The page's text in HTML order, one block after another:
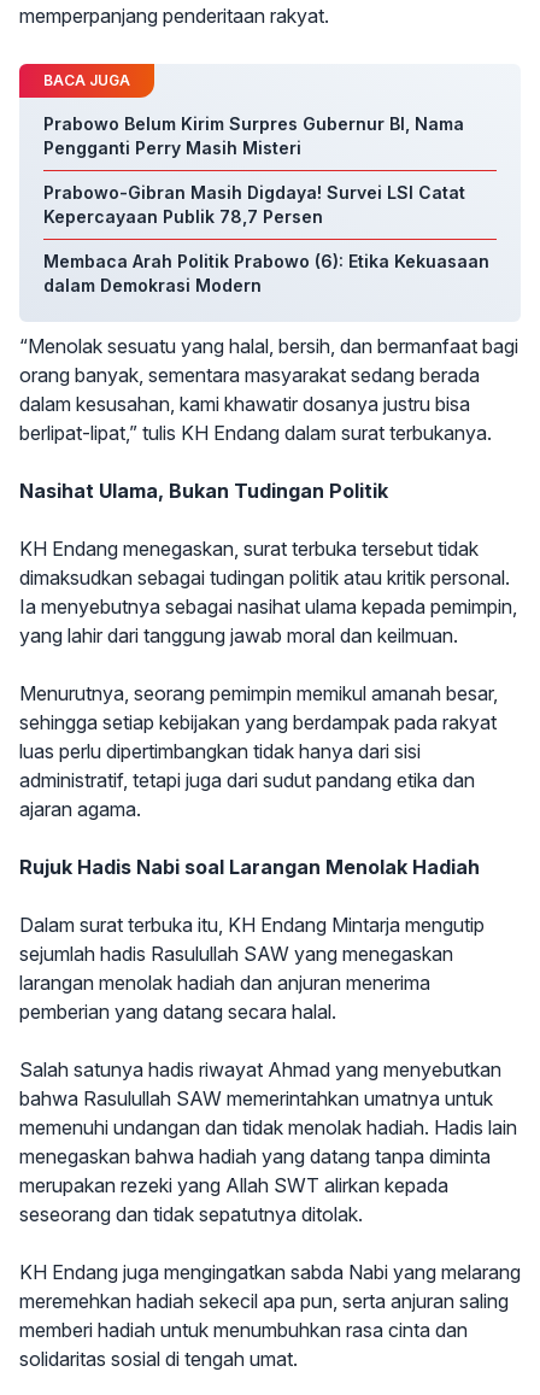
memperpanjang penderitaan rakyat.
BACA JUGA
Prabowo Belum Kirim Surpres Gubernur BI, Nama
Pengganti Perry Masih Misteri
Prabowo-Gibran Masih Digdaya! Survei LSI Catat
Kepercayaan Publik 78,7 Persen
Membaca Arah Politik Prabowo (6): Etika Kekuasaan
dalam Demokrasi Modern
“Menolak sesuatu yang halal, bersih, dan bermanfaat bagi
orang banyak, sementara masyarakat sedang berada
dalam kesusahan, kami khawatir dosanya justru bisa
berlipat-lipat,” tulis KH Endang dalam surat terbukanya.
Nasihat Ulama, Bukan Tudingan Politik
KH Endang menegaskan, surat terbuka tersebut tidak
dimaksudkan sebagai tudingan politik atau kritik personal.
Ia menyebutnya sebagai nasihat ulama kepada pemimpin,
yang lahir dari tanggung jawab moral dan keilmuan.
Menurutnya, seorang pemimpin memikul amanah besar,
sehingga setiap kebijakan yang berdampak pada rakyat
luas perlu dipertimbangkan tidak hanya dari sisi
administratif, tetapi juga dari sudut pandang etika dan
ajaran agama.
Rujuk Hadis Nabi soal Larangan Menolak Hadiah
Dalam surat terbuka itu, KH Endang Mintarja mengutip
sejumlah hadis Rasulullah SAW yang menegaskan
larangan menolak hadiah dan anjuran menerima
pemberian yang datang secara halal.
Salah satunya hadis riwayat Ahmad yang menyebutkan
bahwa Rasulullah SAW memerintahkan umatnya untuk
memenuhi undangan dan tidak menolak hadiah. Hadis lain
menegaskan bahwa hadiah yang datang tanpa diminta
merupakan rezeki yang Allah SWT alirkan kepada
seseorang dan tidak sepatutnya ditolak.
KH Endang juga mengingatkan sabda Nabi yang melarang
meremehkan hadiah sekecil apa pun, serta anjuran saling
memberi hadiah untuk menumbuhkan rasa cinta dan
solidaritas sosial di tengah umat.